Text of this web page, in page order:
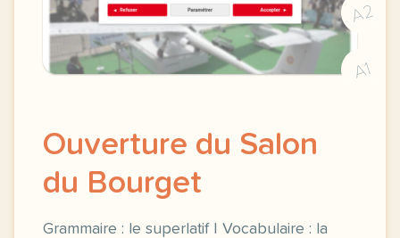
A2
A1
Ouverture du Salon
du Bourget
Grammaire : le superlatif | Vocabulaire : la